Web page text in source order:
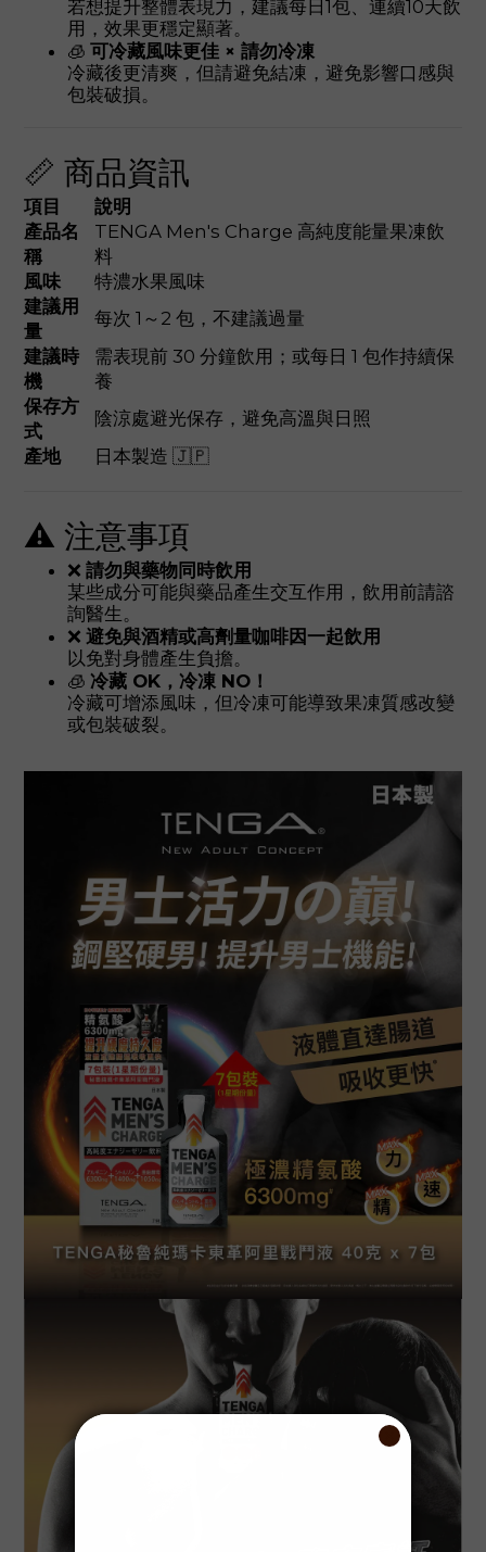
若想提升整體表現力，建議每日1包、連續10天飲
用，效果更穩定顯著。
🧊 可冷藏風味更佳 × 請勿冷凍
冷藏後更清爽，但請避免結凍，避免影響口感與
包裝破損。
📏 商品資訊
項目
說明
產品名
稱
TENGA Men's Charge 高純度能量果凍飲
料
風味
特濃水果風味
建議用
量
每次 1～2 包，不建議過量
建議時
機
需表現前 30 分鐘飲用；或每日 1 包作持續保
養
保存方
式
陰涼處避光保存，避免高溫與日照
產地
日本製造 🇯🇵
⚠️ 注意事項
❌ 請勿與藥物同時飲用
某些成分可能與藥品產生交互作用，飲用前請諮
詢醫生。
❌ 避免與酒精或高劑量咖啡因一起飲用
以免對身體產生負擔。
🧊 冷藏 OK，冷凍 NO！
冷藏可增添風味，但冷凍可能導致果凍質感改變
或包裝破裂。